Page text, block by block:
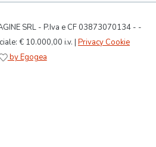
SRL - P.Iva e CF 03873070134 - -
€ 10.000,00 i.v. | Privacy Cookie
by Egogea